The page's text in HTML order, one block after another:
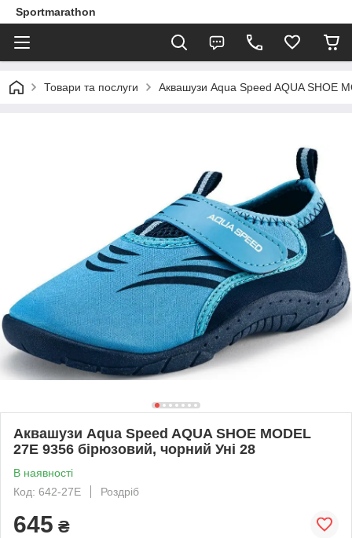
Sportmarathon
Товари та послуги Аквашузи Aqua Speed AQUA SHOE
Аквашузи Aqua Speed AQUA SHOE MODEL
27E 9356 бірюзовий, чорний Уні 28
В наявності
Код: 642-27E
Роздріб
645 ₴